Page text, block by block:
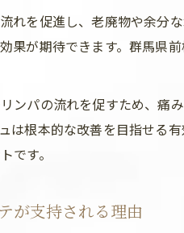
巡
前橋市で
れを促進し、老廃物や余分
果が期待できます。群馬県
ンパの流れを促すため、痛
は根本的な改善を目指せる
です。
が支持される理由